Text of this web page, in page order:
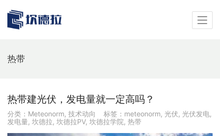
热带
热带建光伏，发电量就一定高吗？
分类： Meteonorm, 技术动向 标签： meteonorm, 光伏, 光伏发电,
发电量, 坎德拉, 坎德拉PV, 坎德拉学院, 热带